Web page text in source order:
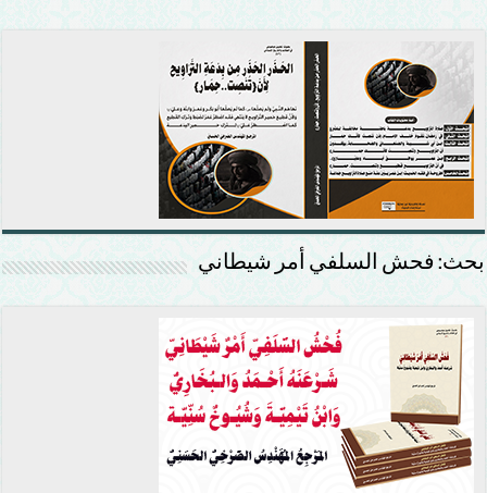
بحث: فحش السلفي أمر شيطاني